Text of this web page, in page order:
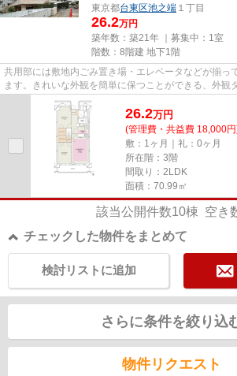
東京都台東区池之端 １丁目
26.2万円
築年数：築21年 ｜募集中： 1室
階数：8階建 地下1階
共用部には敷地内ごみ置き場・エレベータなどが揃っ
ます。きれいな外観を簡単に保つことができる、外観
す。造りとデザインに関して...
26.2万円
(管理費・共益費 18,000
敷：1ヶ月｜礼：0ヶ月
所在階：3階
間取り：2LDK
面積：70.99㎡
該当公開件数10棟 空き
チェックした物件をまとめて
検討リストに追加
さらに条件を絞り込
物件リクエスト